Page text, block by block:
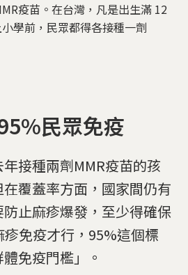
疫苗。在台灣，凡是出生滿 12
學前，民眾都得各接種一劑
民眾免疫
接種兩劑MMR疫苗的孩
覆蓋率方面，國家間仍有
止麻疹爆發，至少得確保
免疫才行，95%這個標
免疫門檻」。